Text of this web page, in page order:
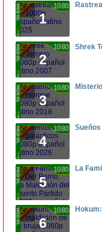
1
1080p
2
1080p Shrek
3
1080p
4
1080p
5
1080p La
6
1080p